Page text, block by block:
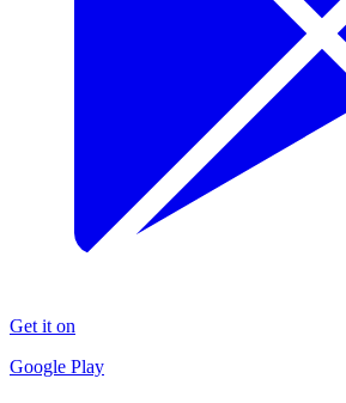
Get it on
Google Play